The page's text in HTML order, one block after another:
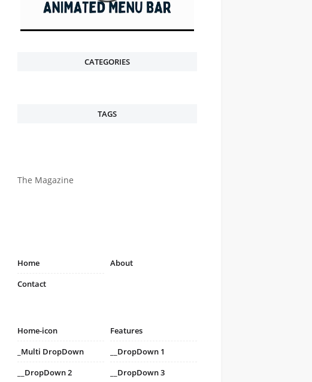
CATEGORIES
TAGS
The Magazine
Home
About
Contact
Home-icon
Features
_Multi DropDown
__DropDown 1
__DropDown 2
__DropDown 3